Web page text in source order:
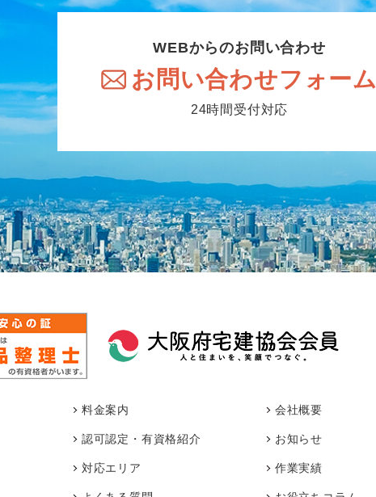
WEBからのお問い合わせ
お問い合わせフォーム
24時間受付対応
料金案内
認可認定・有資格紹介
対応エリア
会社概要
お知らせ
作業実績